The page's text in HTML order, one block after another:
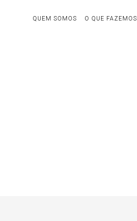
QUEM SOMOS O QUE FAZEMOS